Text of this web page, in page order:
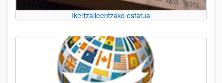
Ikertzaileentzako ostatua